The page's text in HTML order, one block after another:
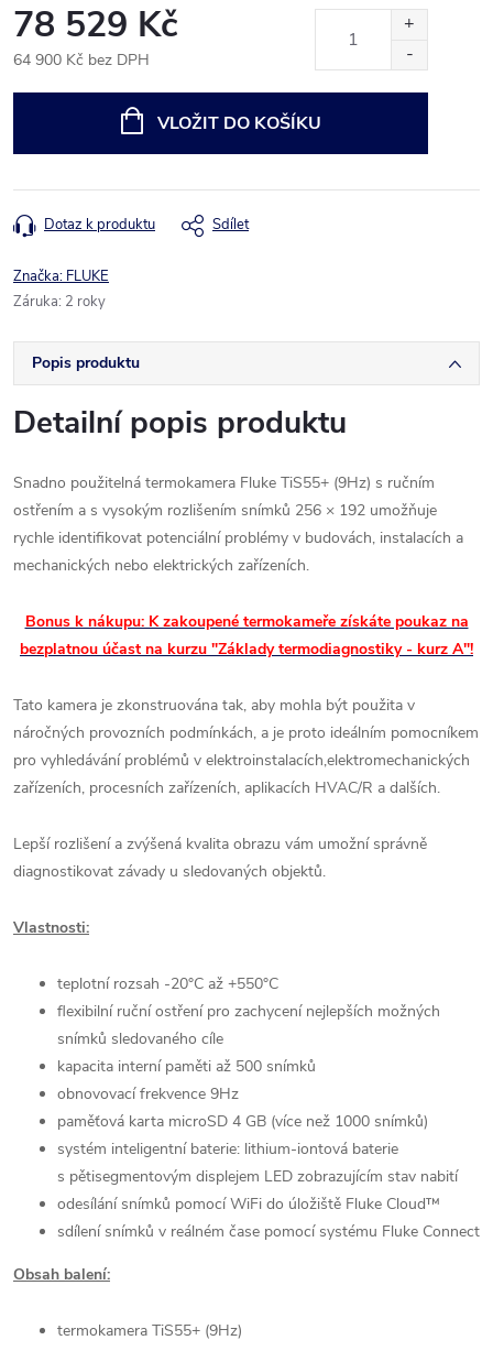
78 529 Kč
64 900 Kč bez DPH
VLOŽIT DO KOŠÍKU
Dotaz k produktu Sdílet
Značka: FLUKE
Záruka: 2 roky
Popis produktu
Detailní popis produktu
Snadno použitelná termokamera Fluke TiS55+ (9Hz) s ručním
ostřením a s vysokým rozlišením snímků 256 × 192 umožňuje
rychle identifikovat potenciální problémy v budovách, instalacích a
mechanických nebo elektrických zařízeních.
Bonus k nákupu: K zakoupené termokameře získáte poukaz na
bezplatnou účast na kurzu "Základy termodiagnostiky - kurz A"!
Tato kamera je zkonstruována tak, aby mohla být použita v
náročných provozních podmínkách, a je proto ideálním pomocníkem
pro vyhledávání problémů v elektroinstalacích,elektromechanických
zařízeních, procesních zařízeních, aplikacích HVAC/R a dalších.
Lepší rozlišení a zvýšená kvalita obrazu vám umožní správně
diagnostikovat závady u sledovaných objektů.
Vlastnosti:
teplotní rozsah -20°C až +550°C
flexibilní ruční ostření pro zachycení nejlepších možných
snímků sledovaného cíle
kapacita interní paměti až 500 snímků
obnovovací frekvence 9Hz
paměťová karta microSD 4 GB (více než 1000 snímků)
systém inteligentní baterie: lithium-iontová baterie
s pětisegmentovým displejem LED zobrazujícím stav nabití
odesílání snímků pomocí WiFi do úložiště Fluke Cloud™
sdílení snímků v reálném čase pomocí systému Fluke Connect
Obsah balení:
termokamera TiS55+ (9Hz)